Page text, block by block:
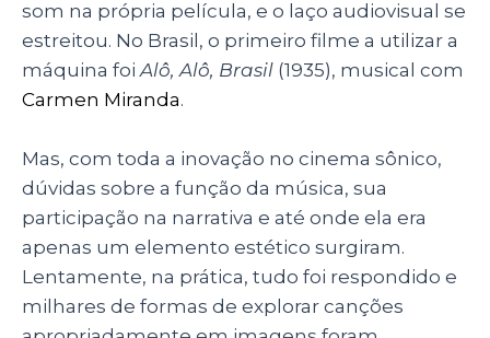
som na própria película, e o laço audiovisual se
estreitou. No Brasil, o primeiro filme a utilizar a
máquina foi Alô, Alô, Brasil (1935), musical com
Carmen Miranda.
Mas, com toda a inovação no cinema sônico,
dúvidas sobre a função da música, sua
participação na narrativa e até onde ela era
apenas um elemento estético surgiram.
Lentamente, na prática, tudo foi respondido e
milhares de formas de explorar canções